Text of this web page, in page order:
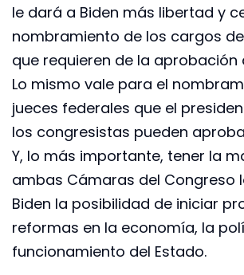
le dará a Biden más libertad y
nombramiento de los cargos
que requieren de la aprobación
Lo mismo vale para el
jueces federales que el
los congresistas pueden
Y, lo más importante, tener la
ambas Cámaras del Congreso
Biden la posibilidad de iniciar
reformas en la economía, la
funcionamiento del Estado.